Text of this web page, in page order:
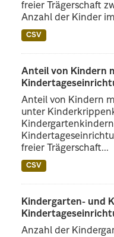
freier Trägerschaft
Anzahl der Kinder
CSV
Anteil von Kindern
Anteil von Kindern
unter
freier Trägerschaft...
CSV
Kindergarten- und
Anzahl der